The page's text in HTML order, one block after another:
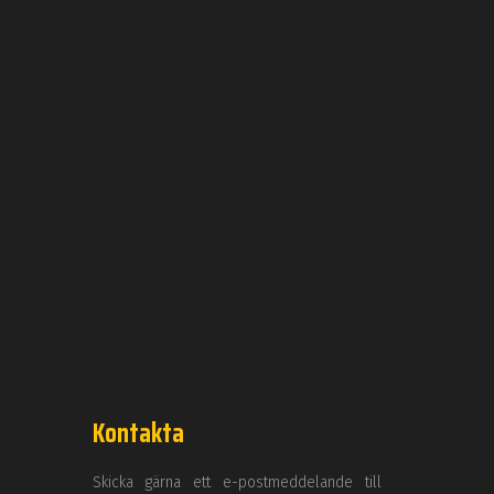
Kontakta
Skicka gärna ett e-postmeddelande till